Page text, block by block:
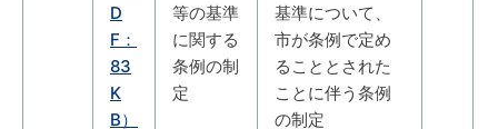
D
F：
83
K
B）
等の基準
に関する
条例の制
定
基準について、
市が条例で定め
ることとされた
ことに伴う条例
の制定